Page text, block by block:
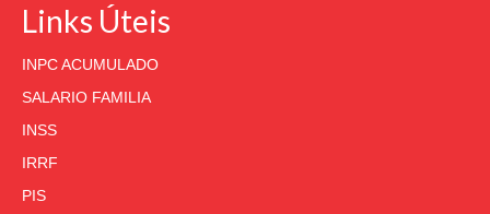
Links Úteis
INPC ACUMULADO
SALARIO FAMILIA
INSS
IRRF
PIS